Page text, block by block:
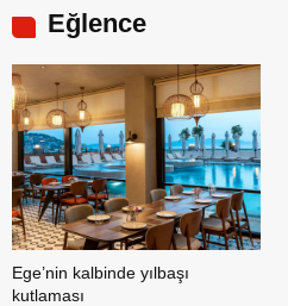
Eğlence
Ege’nin kalbinde yılbaşı
kutlaması